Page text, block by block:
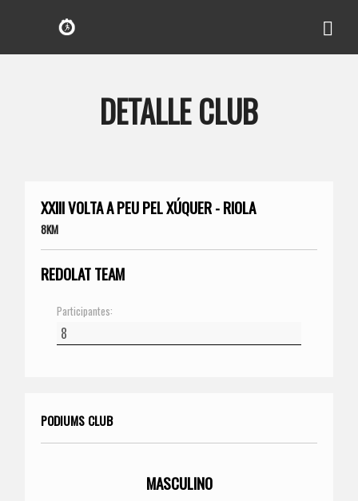
DETALLE CLUB
XXIII VOLTA A PEU PEL XÚQUER - RIOLA
8KM
REDOLAT TEAM
Participantes:
PODIUMS CLUB
MASCULINO